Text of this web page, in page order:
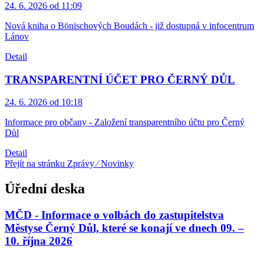
24. 6. 2026 od 11:09
Nová kniha o Bönischových Boudách - již dostupná v infocentrum
Lánov
Detail
TRANSPARENTNÍ ÚČET PRO ČERNÝ DŮL
24. 6. 2026 od 10:18
Informace pro občany - Založení transparentního účtu pro Černý
Důl
Detail
Přejít na stránku Zprávy ⁄ Novinky
Úřední deska
MČD - Informace o volbách do zastupitelstva
Městyse Černý Důl, které se konají ve dnech 09. –
10. října 2026